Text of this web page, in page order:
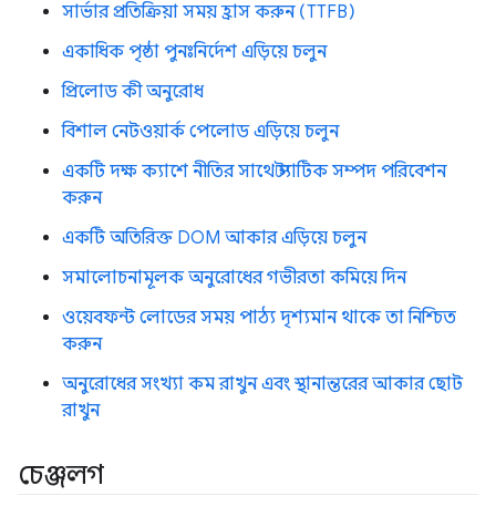
সার্ভার প্রতিক্রিয়া সময় হ্রাস করুন (TTFB)
একাধিক পৃষ্ঠা পুনঃনির্দেশ এড়িয়ে চলুন
প্রিলোড কী অনুরোধ
বিশাল নেটওয়ার্ক পেলোড এড়িয়ে চলুন
একটি দক্ষ ক্যাশে নীতির সাথে স্ট্যাটিক সম্পদ পরিবেশন
করুন
একটি অতিরিক্ত DOM আকার এড়িয়ে চলুন
সমালোচনামূলক অনুরোধের গভীরতা কমিয়ে দিন
ওয়েবফন্ট লোডের সময় পাঠ্য দৃশ্যমান থাকে তা নিশ্চিত
করুন
অনুরোধের সংখ্যা কম রাখুন এবং স্থানান্তরের আকার ছোট
রাখুন
চেঞ্জলগ